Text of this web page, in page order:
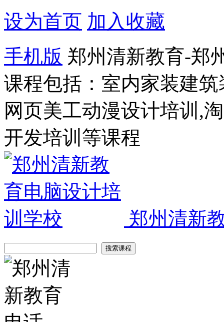
设为首页 加入收藏
手机版 郑州清新教育-郑
课程包括：室内家装建
网页美工动漫设计培训,
开发培训等课程
郑州清新